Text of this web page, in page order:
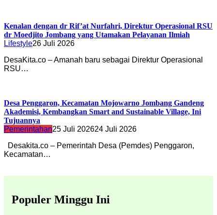
Kenalan dengan dr Rif’at Nurfahri, Direktur Operasional RSU
dr Moedjito Jombang yang Utamakan Pelayanan Ilmiah
Lifestyle26 Juli 2026
DesaKita.co – Amanah baru sebagai Direktur Operasional
RSU…
Desa Penggaron, Kecamatan Mojowarno Jombang Gandeng
Akademisi, Kembangkan Smart and Sustainable Village, Ini
Tujuannya
Pemerintahan25 Juli 202624 Juli 2026
Desakita.co – Pemerintah Desa (Pemdes) Penggaron,
Kecamatan…
Populer Minggu Ini